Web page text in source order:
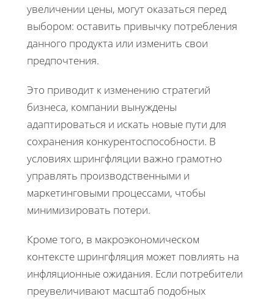
увеличении цены, могут оказаться перед
выбором: оставить привычку потребления
данного продукта или изменить свои
предпочтения.
Это приводит к изменению стратегий
бизнеса, компании вынуждены
адаптироваться и искать новые пути для
сохранения конкурентоспособности. В
условиях шрингфляции важно грамотно
управлять производственными и
маркетинговыми процессами, чтобы
минимизировать потери.
Кроме того, в макроэкономическом
контексте шрингфляция может повлиять на
инфляционные ожидания. Если потребители
преувеличивают масштаб подобных